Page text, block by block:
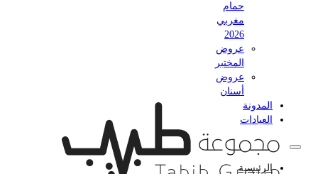
حمام
مغربي
عروض
المختبر
عروض
أسنان
المدونة
العيادات
الرئيسية